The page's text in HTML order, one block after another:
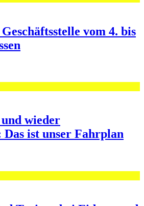
vom 4. bis
wieder
ist unser Fahrplan